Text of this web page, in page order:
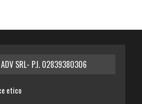
ADV SRL- P.I. 02839380306
etico